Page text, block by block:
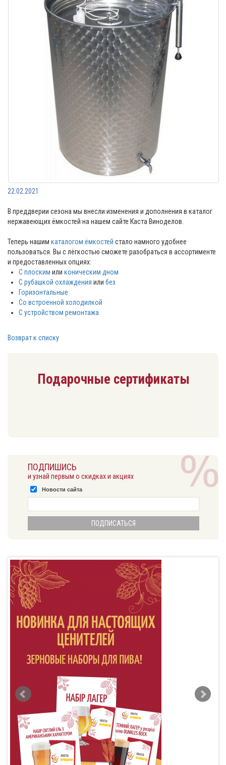
22.02.2021
В преддверии сезона мы внесли изменения и дополнения в каталог
нержавеющих ёмкостей на нашем сайте Каста Виноделов.
Теперь нашим каталогом ёмкостей стало намного удобнее
пользоваться. Вы с лёгкостью сможете разобраться в ассортименте
и предоставленных опциях:
С плоским или коническим дном
С рубашкой охлаждения или без
Горизонтальные
Со встроенной холодилкой
С устройством ремонтажа
Возврат к списку
Подарочные сертификаты
ПОДПИШИСЬ
и узнай первым о скидках и акциях
Новости сайта